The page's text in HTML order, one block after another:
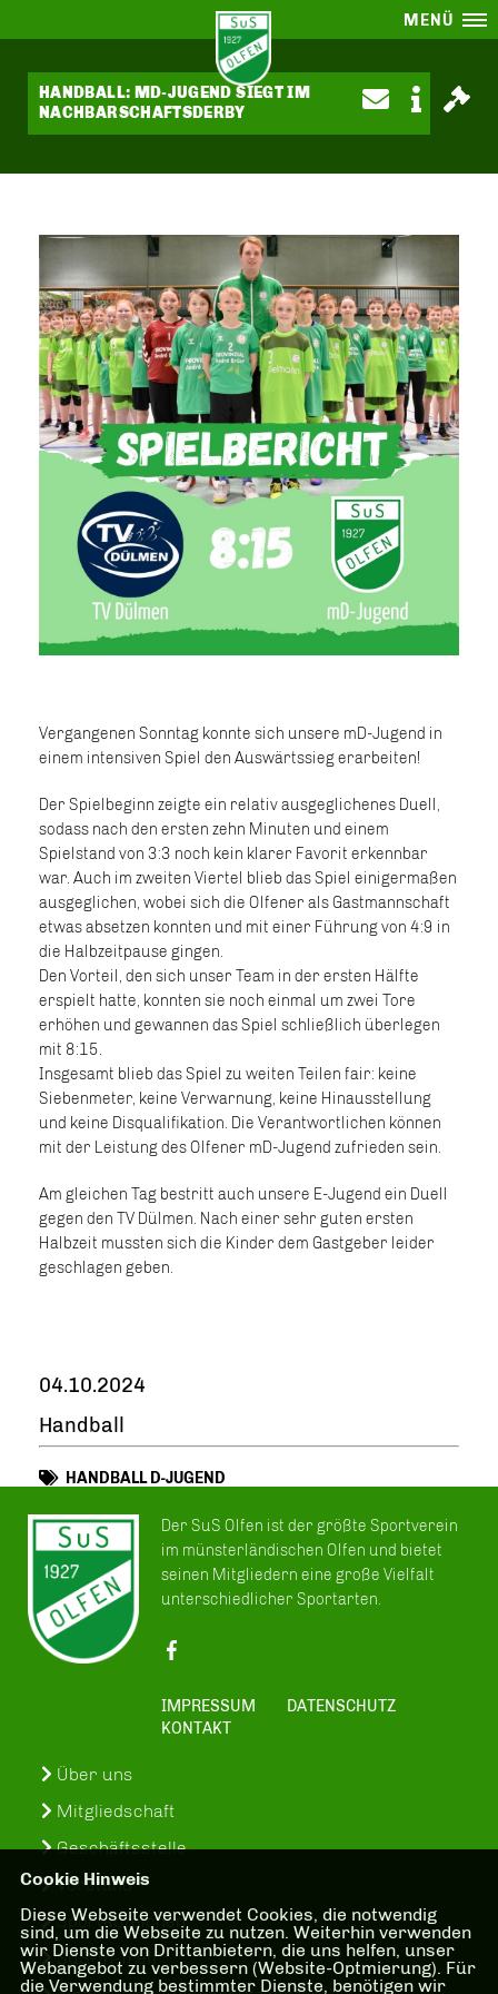
MENÜ
HANDBALL: MD-JUGEND SIEGT IM
NACHBARSCHAFTSDERBY
Vergangenen Sonntag konnte sich unsere mD-Jugend in
einem intensiven Spiel den Auswärtssieg erarbeiten!
Der Spielbeginn zeigte ein relativ ausgeglichenes Duell,
sodass nach den ersten zehn Minuten und einem
Spielstand von 3:3 noch kein klarer Favorit erkennbar
war. Auch im zweiten Viertel blieb das Spiel einigermaßen
ausgeglichen, wobei sich die Olfener als Gastmannschaft
etwas absetzen konnten und mit einer Führung von 4:9 in
die Halbzeitpause gingen.
Den Vorteil, den sich unser Team in der ersten Hälfte
erspielt hatte, konnten sie noch einmal um zwei Tore
erhöhen und gewannen das Spiel schließlich überlegen
mit 8:15.
Insgesamt blieb das Spiel zu weiten Teilen fair: keine
Siebenmeter, keine Verwarnung, keine Hinausstellung
und keine Disqualifikation. Die Verantwortlichen können
mit der Leistung des Olfener mD-Jugend zufrieden sein.
Am gleichen Tag bestritt auch unsere E-Jugend ein Duell
gegen den TV Dülmen. Nach einer sehr guten ersten
Halbzeit mussten sich die Kinder dem Gastgeber leider
geschlagen geben.
04.10.2024
Handball
HANDBALL D-JUGEND
Der SuS Olfen ist der größte Sportverein
im münsterländischen Olfen und bietet
seinen Mitgliedern eine große Vielfalt
unterschiedlicher Sportarten.
IMPRESSUM
DATENSCHUTZ
KONTAKT
Über uns
Mitgliedschaft
Geschäftsstelle
Vorstand
Sportabzeichen
SuS-In-Treff
Cookie Hinweis
Diese Webseite verwendet Cookies, die notwendig
sind, um die Webseite zu nutzen. Weiterhin verwenden
wir Dienste von Drittanbietern, die uns helfen, unser
Webangebot zu verbessern (Website-Optmierung). Für
die Verwendung bestimmter Dienste, benötigen wir